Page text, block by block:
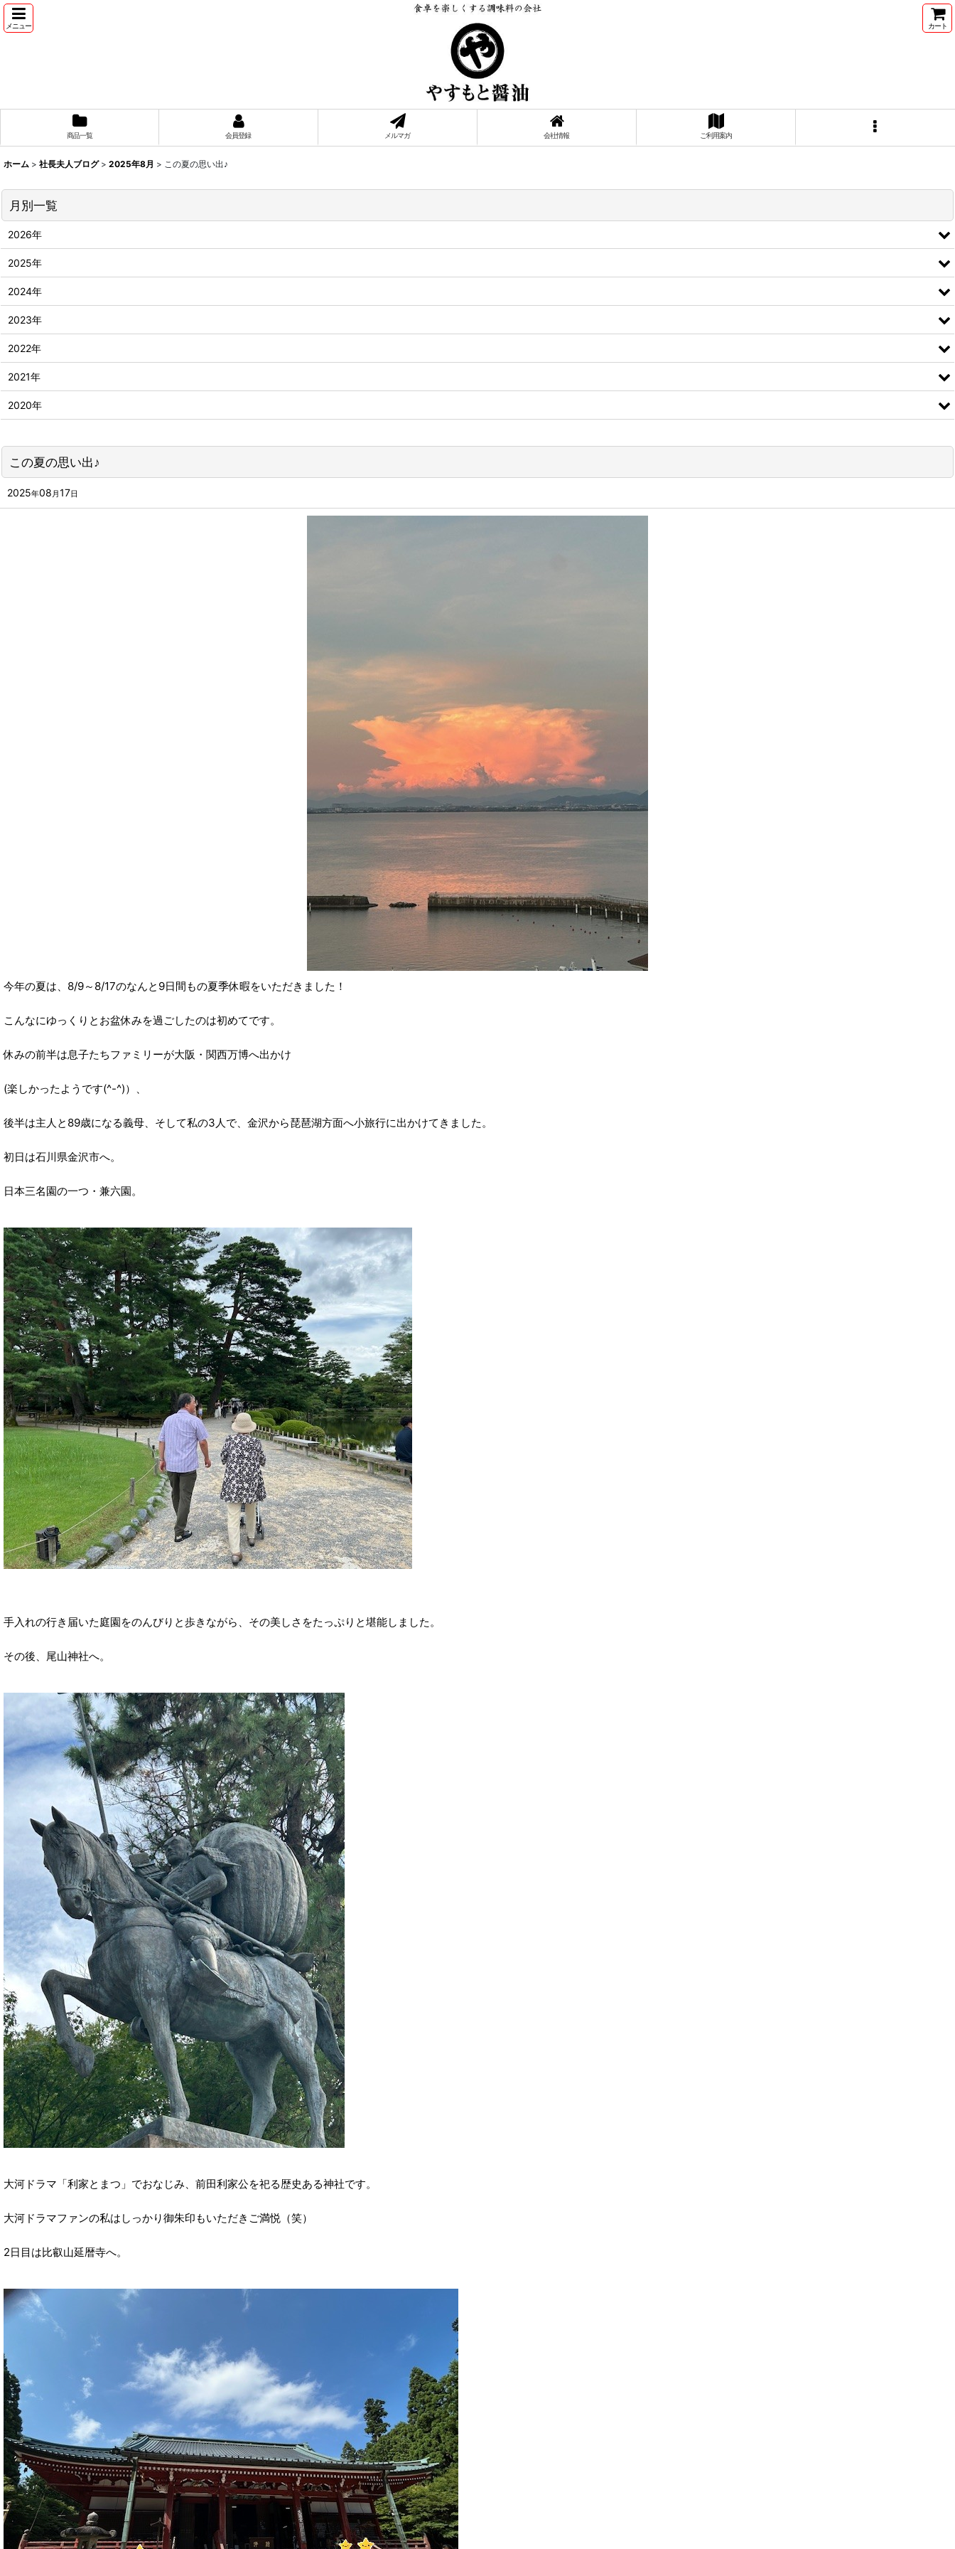
メニュー カート
商品一覧 会員登録 メルマガ 会社情報 ご利用案内
ホーム > 社長夫人ブログ > 2025年8月 > この夏の思い出♪
この夏の思い出♪
2025年08 月17日
今年の夏は、8/9～8/17のなんと9日間もの夏季休暇をいただきました！
こんなにゆっくりとお盆休みを過ごしたのは初めてです。
休みの前半は息子たちファミリーが大阪・関西万博へ出かけ
(楽しかったようです(^-^)）、
後半は主人と89歳になる義母、そして私の3人で、金沢から琵琶湖方面へ小旅行に出かけてきました。
初日は石川県金沢市へ。
日本三名園の一つ・兼六園。
手入れの行き届いた庭園をのんびりと歩きながら、その美しさをたっぷりと堪能しました。
その後、尾山神社へ。
大河ドラマ「利家とまつ」でおなじみ、前田利家公を祀る歴史ある神社です。
大河ドラマファンの私はしっかり御朱印もいただきご満悦（笑）
2日目は比叡山延暦寺へ。
月別一覧
2026年
2025年
2024年
2023年
2022年
2021年
2020年